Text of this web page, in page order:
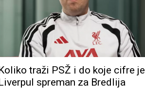
traži PSŽ i do koje cifre je
spreman za Bredlija